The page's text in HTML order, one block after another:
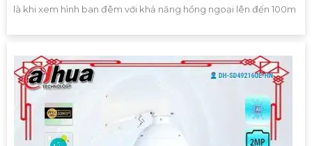
là khi xem hình ban đêm với khả năng hồng ngoại lên đến 100m